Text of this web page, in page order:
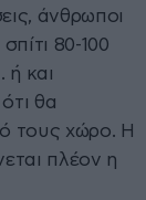
άνθρωποι
80-100
ή και
θα
τους χώρο. Η
πλέον η